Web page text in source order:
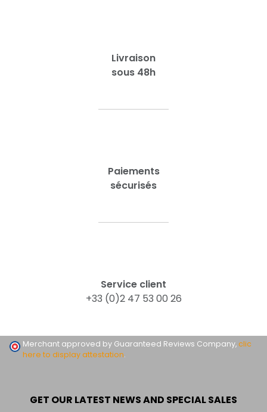
Livraison
sous 48h
Paiements
sécurisés
Service client
+33 (0)2 47 53 00 26
GET OUR LATEST NEWS AND SPECIAL SALES
Merchant approved by Guaranteed Reviews Company,clic
here to display attestation.